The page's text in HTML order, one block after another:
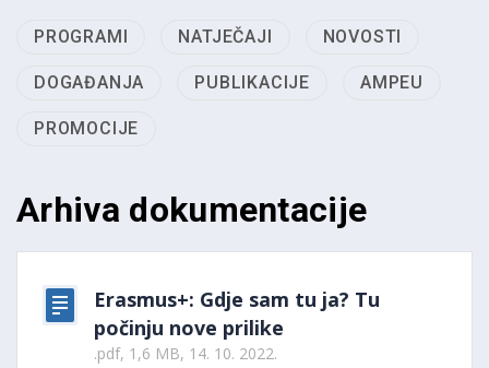
PROGRAMI NATJEČAJI NOVOSTI
DOGAĐANJA PUBLIKACIJE AMPEU
PROMOCIJE
Arhiva dokumentacije
Erasmus+: Gdje sam tu ja? Tu
počinju nove prilike
.pdf, 1,6 MB, 14. 10. 2022.